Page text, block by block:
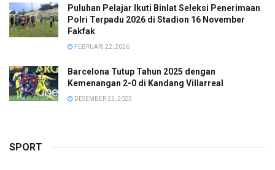
Puluhan Pelajar Ikuti Binlat Seleksi Penerimaan
Polri Terpadu 2026 di Stadion 16 November
Fakfak
FEBRUARI 22, 2026
Barcelona Tutup Tahun 2025 dengan
Kemenangan 2-0 di Kandang Villarreal
DESEMBER 23, 2025
SPORT